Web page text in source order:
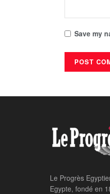
Save my
Le Progrès
Egypte, fondé en